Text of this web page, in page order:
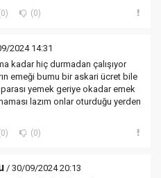
(0)
2024 14:31
kadar hiç durmadan çalışıyor
emeği bumu bir askari ücret bile
yemek geriye okadar emek
lazım onlar oturduğu yerden
(0)
/ 30/09/2024 20:13